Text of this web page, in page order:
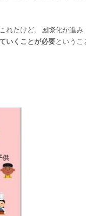
れたけど、国際化が進み
いくことが必要というこ